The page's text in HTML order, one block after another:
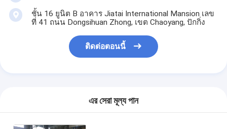
ชั้น 16 ยูนิต B อาคาร Jiatai International Mansion เลข
ที่ 41 ถนน Dongsihuan Zhong, เขต Chaoyang, ปักกิ่ง
ติดต่อตอนนี้
এর সেরা মূল্য পান